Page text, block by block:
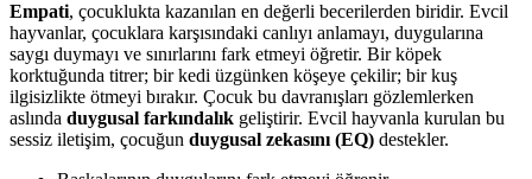
Empati, çocuklukta kazanılan en değerli becerilerden biridir. Evcil
hayvanlar, çocuklara karşısındaki canlıyı anlamayı, duygularına
saygı duymayı ve sınırlarını fark etmeyi öğretir. Bir köpek
korktuğunda titrer; bir kedi üzgünken köşeye çekilir; bir kuş
ilgisizlikte ötmeyi bırakır. Çocuk bu davranışları gözlemlerken
aslında duygusal farkındalık geliştirir. Evcil hayvanla kurulan bu
sessiz iletişim, çocuğun duygusal zekasını (EQ) destekler.